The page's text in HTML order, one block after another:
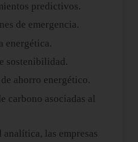
predictivos.
de emergencia.
energética.
sostenibilidad.
ahorro energético.
carbono asociadas al
analítica, las empresas